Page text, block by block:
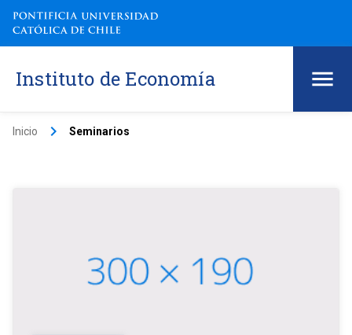
Instituto de Economía
Inicio keyboard_arrow_right Seminarios